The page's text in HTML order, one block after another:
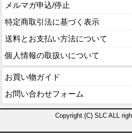
メルマガ申込/停止
特定商取引法に基づく表示
送料とお支払い方法について
個人情報の取扱いについて
お買い物ガイド
お問い合わせフォーム
Copyright (C) SLC ALL